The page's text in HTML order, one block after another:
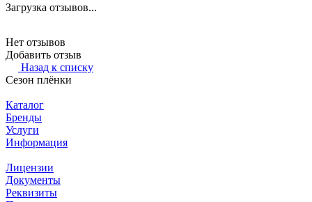
Загрузка отзывов...
Нет отзывов
Добавить отзыв
Назад к списку
Сезон плёнки
Каталог
Бренды
Услуги
Информация
Лицензии
Документы
Реквизиты